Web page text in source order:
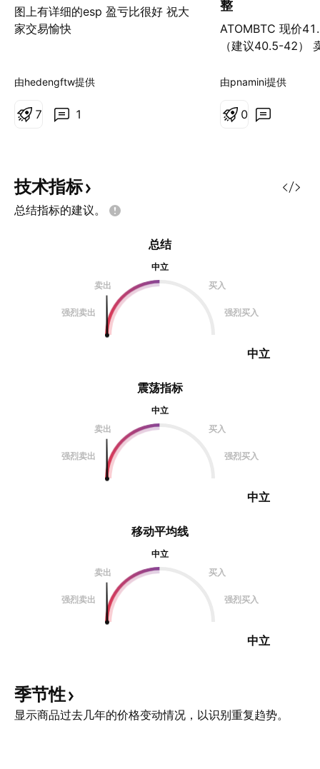
图上有详细的esp 盈亏比很好 祝大
家交易愉快
由hedengftw提供
1
7
整
ATOMBTC 现价
（建议40.5-42）
38.57-38.97 /3%
由pnamini提供
0
技术指标
总结指标的建议。
震荡指标
中立
卖出
买入
强烈卖出 强烈买入
中立
总结
中立
卖出
买入
强烈卖出 强烈买入
中立
移动平均线
中立
卖出
买入
强烈卖出 强烈买入
中立
季节性
显示商品过去几年的价格变动情况，以识别重复趋势。